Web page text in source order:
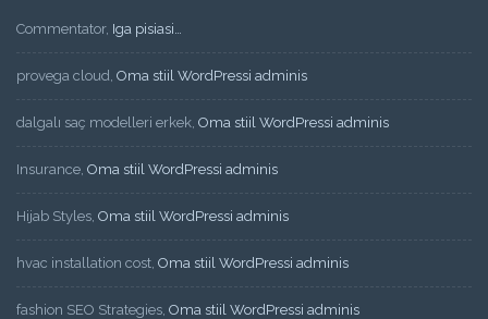
Commentator, Iga pisiasi…
provega cloud Oma stiil WordPressi adminis
dalgalı saç modelleri erkek Oma stiil WordPressi adminis
Insurance Oma stiil WordPressi adminis
Hijab Styles Oma stiil WordPressi adminis
hvac installation cost Oma stiil WordPressi adminis
fashion SEO Strategies Oma stiil WordPressi adminis